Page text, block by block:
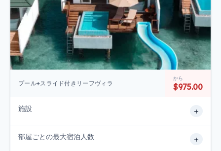
プール+スライド付きリーフヴィラ
から
$975.00
施設 +
部屋ごとの最大宿泊人数 +